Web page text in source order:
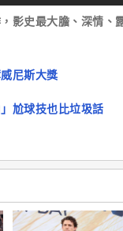
影史最大膽、深情、
尼斯大獎
尬球技也比垃圾話